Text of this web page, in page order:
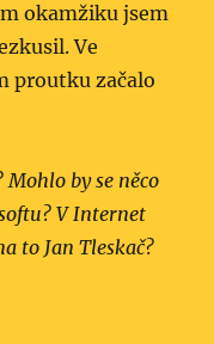
okamžiku jsem
Ve
proutku začalo
by se něco
V Internet
to Jan Tleskač?